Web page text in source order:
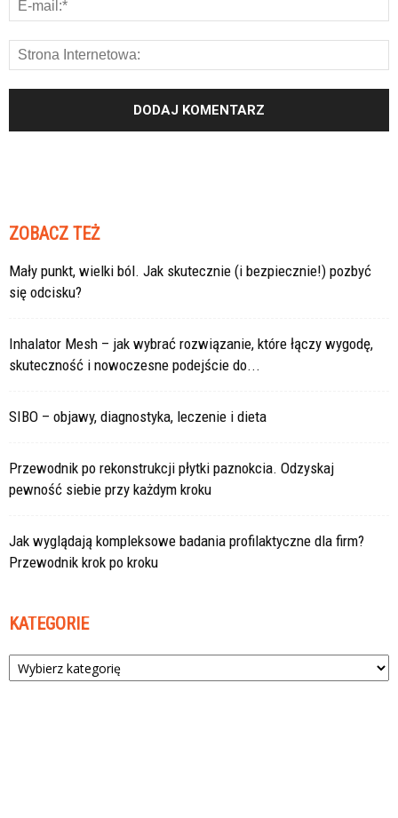
ZOBACZ TEŻ
Mały punkt, wielki ból. Jak skutecznie (i bezpiecznie!) pozbyć
się odcisku?
Inhalator Mesh – jak wybrać rozwiązanie, które łączy wygodę,
skuteczność i nowoczesne podejście do...
SIBO – objawy, diagnostyka, leczenie i dieta
Przewodnik po rekonstrukcji płytki paznokcia. Odzyskaj
pewność siebie przy każdym kroku
Jak wyglądają kompleksowe badania profilaktyczne dla firm?
Przewodnik krok po kroku
KATEGORIE
Kategorie